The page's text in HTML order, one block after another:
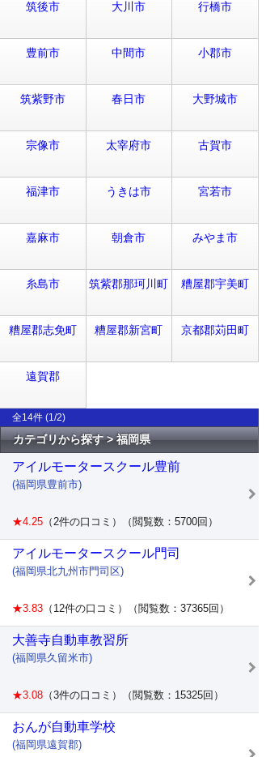
筑後市 大川市 行橋市
豊前市 中間市 小郡市
筑紫野市 春日市 大野城市
宗像市 太宰府市 古賀市
福津市 うきは市 宮若市
嘉麻市 朝倉市 みやま市
糸島市 筑紫郡那珂川町 糟屋郡宇美町
糟屋郡志免町 糟屋郡新宮町 京都郡苅田町
遠賀郡
全14件 (1/2)
カテゴリから探す > 福岡県
アイルモータースクール豊前
(福岡県豊前市)
★4.25 （2件の口コミ）（閲覧数：5700回）
アイルモータースクール門司
(福岡県北九州市門司区)
★3.83 （12件の口コミ）（閲覧数：37365回）
大善寺自動車教習所
(福岡県久留米市)
★3.08 （3件の口コミ）（閲覧数：15325回）
おんが自動車学校
(福岡県遠賀郡)